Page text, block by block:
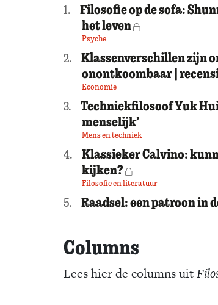
1.
Filosofie op de sofa:
het leven
Psyche
2.
Klassenverschillen zijn
onontkoombaar |
Economie
3.
Techniekfilosoof Yuk
menselijk’
Mens en techniek
4.
Klassieker Calvino:
kijken?
Filosofie en literatuur
5. Raadsel: een patroon in
Columns
Lees hier de columns uit